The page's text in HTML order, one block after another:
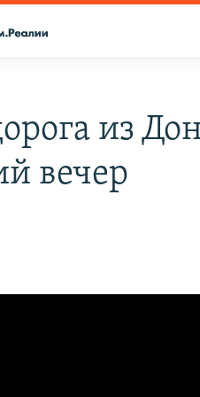
из
вечер